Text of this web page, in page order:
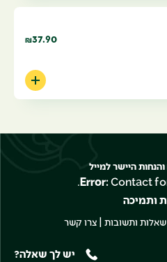
₪37.90
היישר למייל
Error:Contact
ותמיכה
שאלות ותשובות |צרו קשר
יש לך שאלה?